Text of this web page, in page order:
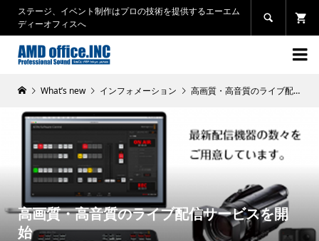
ステージ、イベント制作はプロの技術を提供するエーエム
ディーオフィスへ


What’s new インフォメーション 高画質・高音質のライブ配信サービスを開始
高画質・高音質のライブ配信サービスを開
始